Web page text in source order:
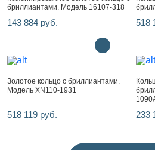
бриллиантами. Модель 16107-318
143 884 руб. 518
Золотое кольцо с бриллиантами.
Модель XN110-1931
518 119 руб. 233